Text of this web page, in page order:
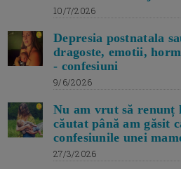
10/7/2026
Depresia postnatala
dragoste, emotii,
- confesiuni
9/6/2026
Nu am vrut să renunț
căutat până am găsit
confesiunile unei
27/3/2026